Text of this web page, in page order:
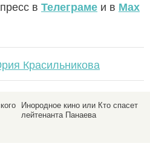
в Телеграме и в Max
Красильникова
Инородное кино или Кто спасет
лейтенанта Панаева